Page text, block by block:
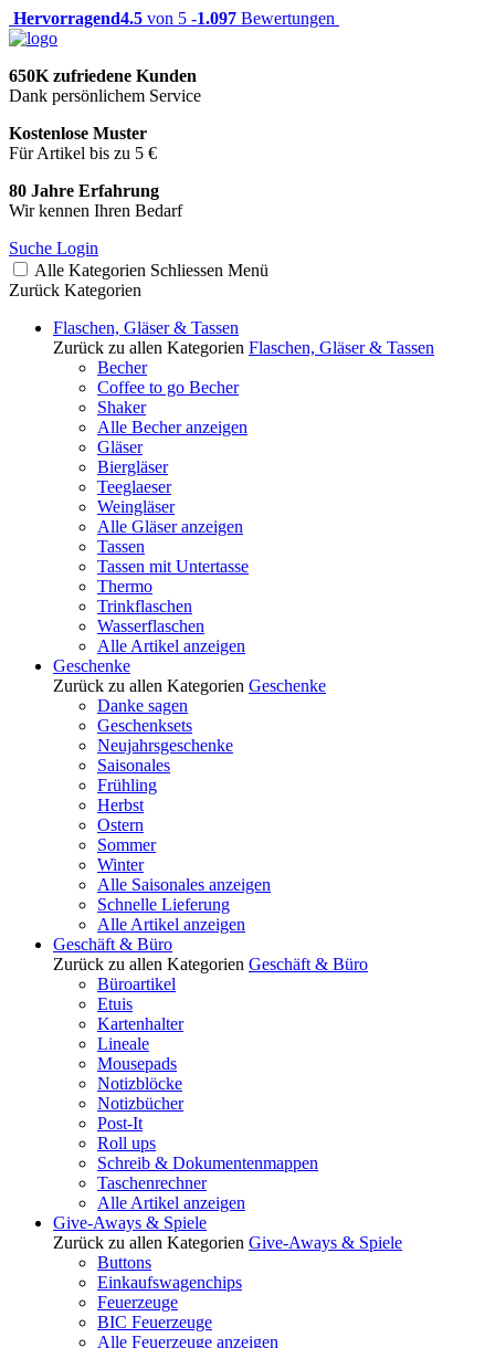
Hervorragend4.5 von 5 -1.097 Bewertungen
650K zufriedene Kunden
Dank persönlichem Service
Kostenlose Muster
Für Artikel bis zu 5 €
80 Jahre Erfahrung
Wir kennen Ihren Bedarf
Suche Login
Alle Kategorien Schliessen Menü
Zurück Kategorien
Flaschen, Gläser & Tassen
Zurück zu allen Kategorien Flaschen, Gläser & Tassen
Becher
Coffee to go Becher
Shaker
Alle Becher anzeigen
Gläser
Biergläser
Teeglaeser
Weingläser
Alle Gläser anzeigen
Tassen
Tassen mit Untertasse
Thermo
Trinkflaschen
Wasserflaschen
Alle Artikel anzeigen
Geschenke
Zurück zu allen Kategorien Geschenke
Danke sagen
Geschenksets
Neujahrsgeschenke
Saisonales
Frühling
Herbst
Ostern
Sommer
Winter
Alle Saisonales anzeigen
Schnelle Lieferung
Alle Artikel anzeigen
Geschäft & Büro
Zurück zu allen Kategorien Geschäft & Büro
Büroartikel
Etuis
Kartenhalter
Lineale
Mousepads
Notizblöcke
Notizbücher
Post-It
Roll ups
Schreib & Dokumentenmappen
Taschenrechner
Alle Artikel anzeigen
Give-Aways & Spiele
Zurück zu allen Kategorien Give-Aways & Spiele
Buttons
Einkaufswagenchips
Feuerzeuge
BIC Feuerzeuge
Alle Feuerzeuge anzeigen